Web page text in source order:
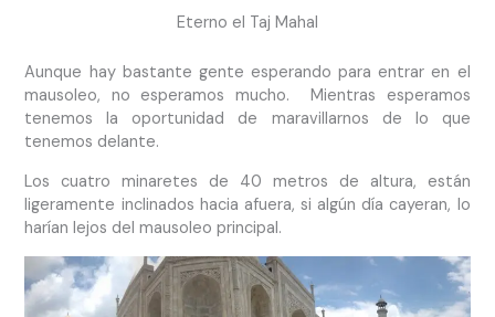
Eterno el Taj Mahal
Aunque hay bastante gente esperando para entrar en el
mausoleo, no esperamos mucho. Mientras esperamos
tenemos la oportunidad de maravillarnos de lo que
tenemos delante.
Los cuatro minaretes de 40 metros de altura, están
ligeramente inclinados hacia afuera, si algún día cayeran, lo
harían lejos del mausoleo principal.